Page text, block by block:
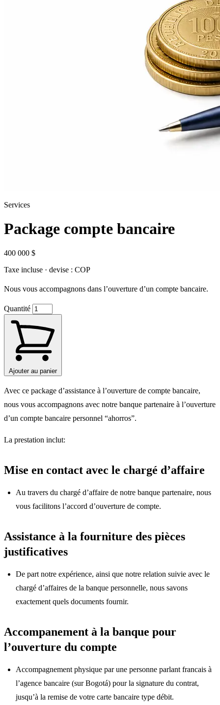
Services
Package compte bancaire
400 000 $
Taxe incluse · devise : COP
Nous vous accompagnons dans l’ouverture d’un compte bancaire.
Quantité
Ajouter au panier
Avec ce package d’assistance à l’ouverture de compte bancaire,
nous vous accompagnons avec notre banque partenaire à l’ouverture
d’un compte bancaire personnel “ahorros”.
La prestation inclut:
Mise en contact avec le chargé d’affaire
Au travers du chargé d’affaire de notre banque partenaire, nous
vous facilitons l’accord d’ouverture de compte.
Assistance à la fourniture des pièces
justificatives
De part notre expérience, ainsi que notre relation suivie avec le
chargé d’affaires de la banque personnelle, nous savons
exactement quels documents fournir.
Accompanement à la banque pour
l’ouverture du compte
Accompagnement physique par une personne parlant francais à
l’agence bancaire (sur Bogotá) pour la signature du contrat,
jusqu’à la remise de votre carte bancaire type débit.